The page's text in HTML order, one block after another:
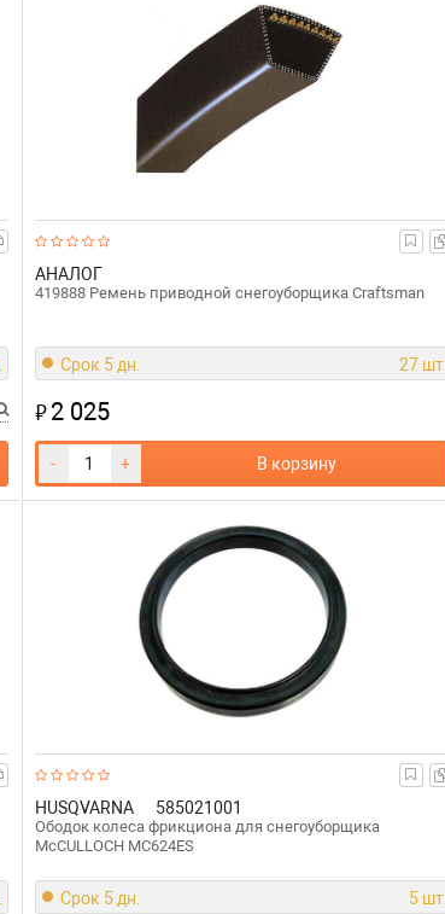
АНАЛОГ
419888 Ремень приводной снегоуборщика Craftsman
Срок 5 дн. 27 шт.
₽2 025
- + В корзину
HUSQVARNA 585021001
Ободок колеса фрикциона для снегоуборщика
McCULLOCH MC624ES
Срок 5 дн. 5 шт.